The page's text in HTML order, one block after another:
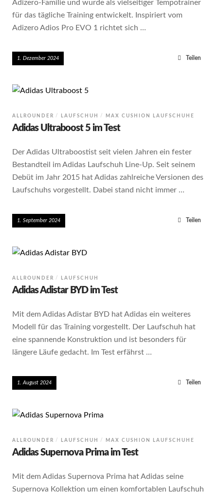
Adizero-Familie und wurde als vielseitiger Tempotrainer
für das tägliche Training entwickelt. Inspiriert vom
Adizero Adios Pro EVO 1 richtet sich …
1. Dezember 2024 Teilen
ALLROUNDER LAUFSCHUH MAX CUSHION LAUFSCHUHE
Adidas Ultraboost 5 im Test
Der Adidas Ultraboostist seit vielen Jahren ein fester
Bestandteil im Adidas Laufschuh Line-Up. Seit seinem
Debüt im Jahr 2015 hat Adidas zahlreiche Versionen des
Laufschuhs vorgestellt. Dabei stand nicht immer …
1. September 2024 Teilen
ALLROUNDER LAUFSCHUH
Adidas Adistar BYD im Test
Mit dem Adidas Adistar BYD hat Adidas ein weiteres
Modell für das Training vorgestellt. Der Laufschuh hat
eine spannende Konstruktion und ist besonders für
längere Läufe gedacht. Im Test erfährst …
1. August 2024 Teilen
ALLROUNDER LAUFSCHUH MAX CUSHION LAUFSCHUHE
Adidas Supernova Prima im Test
Mit dem Adidas Supernova Prima hat Adidas seine
Supernova Kollektion um einen komfortablen Laufschuh